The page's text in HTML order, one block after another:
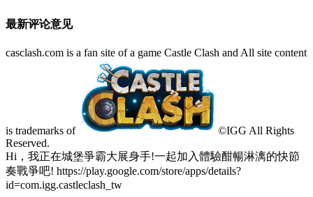
最新评论意见
casclash.com is a fan site of a game Castle Clash and All site content
is trademarks of
©IGG All Rights
Reserved.
Hi，我正在城堡爭霸大展身手!一起加入體驗酣暢淋漓的快節
奏戰爭吧! https://play.google.com/store/apps/details?
id=com.igg.castleclash_tw